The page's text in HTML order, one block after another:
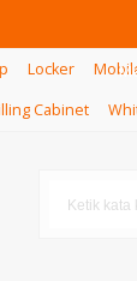
Locker
Cabinet